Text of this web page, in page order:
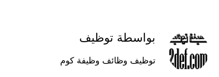
بواسطة توظيف
توظيف وظائف وظيفة كوم